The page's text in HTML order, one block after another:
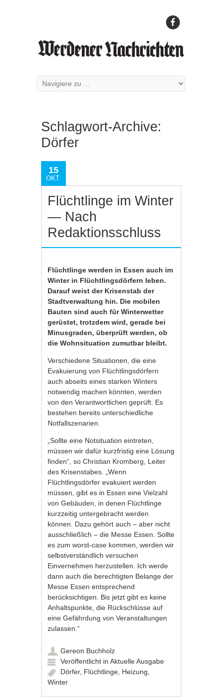
Schlagwort-Archive:
Dörfer
15
OKT.
Flüchtlinge im Winter
— Nach
Redaktionsschluss
Flüchtlinge werden in Essen auch im
Winter in Flüchtlingsdörfern leben.
Darauf weist der Krisenstab der
Stadtverwaltung hin. Die mobilen
Bauten sind auch für Winterwetter
gerüstet, trotzdem wird, gerade bei
Minusgraden, überprüft werden, ob
die Wohnsituation zumutbar bleibt.
Verschiedene Situationen, die eine
Evakuierung von Flüchtlingsdörfern
auch abseits eines starken Winters
notwendig machen könnten, werden
von den Verantwortlichen geprüft. Es
bestehen bereits unterschiedliche
Notfallszenarien.
„Sollte eine Notsituation eintreten,
müssen wir dafür kurzfristig eine Lösung
finden“, so Christian Kromberg, Leiter
des Krisenstabes. „Wenn
Flüchtlingsdörfer evakuiert werden
müssen, gibt es in Essen eine Vielzahl
von Gebäuden, in denen Flüchtlinge
kurzzeitig untergebracht werden
können. Dazu gehört auch – aber nicht
ausschließlich – die Messe Essen. Sollte
es zum worst-case kommen, werden wir
selbstverständlich versuchen
Einvernehmen herzustellen. Ich werde
dann auch die berechtigten Belange der
Messe Essen entsprechend
berücksichtigen. Bis jetzt gibt es keine
Anhaltspunkte, die Rückschlüsse auf
eine Gefährdung von Veranstaltungen
zulassen.“
Gereon Buchholz
Veröffentlicht inAktuelle Ausgabe
Dörfer, Flüchtlinge Heizung
Winter